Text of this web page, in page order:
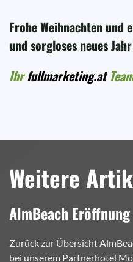
Frohe Weihnachten und
und sorgloses neues
Ihrfullmarketing.at
Weitere
AlmBeach
Zurück zur Übersicht
bei unserem Partnerhotel